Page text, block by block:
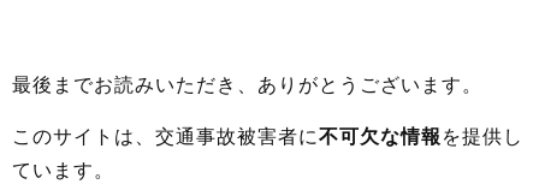
最後までお読みいただき、ありがとうございます。
このサイトは、交通事故被害者に不可欠な情報を提供し
ています。